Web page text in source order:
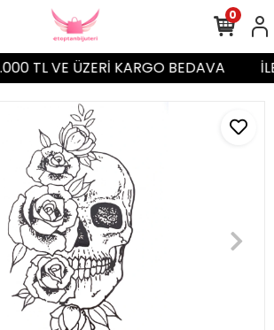
TL VE ÜZERİ KARGO BEDAVA
0